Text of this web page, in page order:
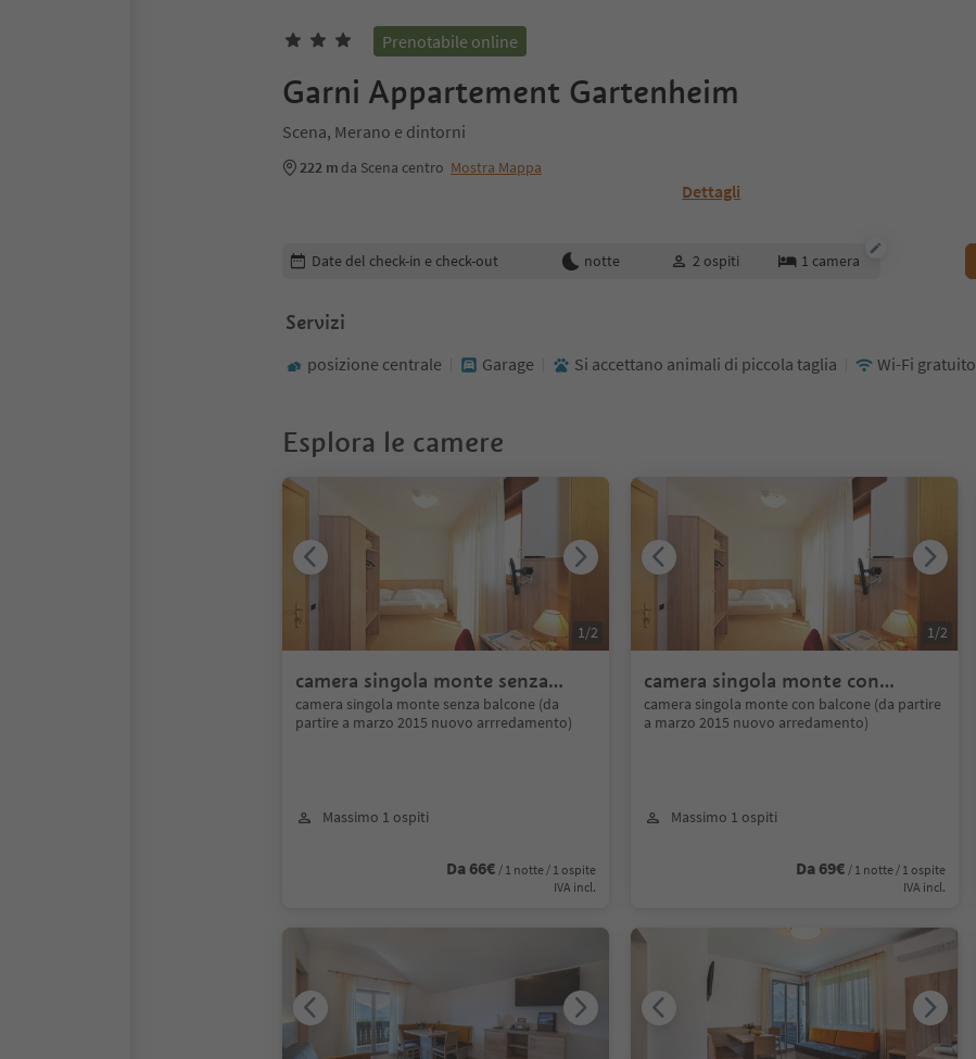
Prenotabile online
Garni Appartement Gartenheim
Scena, Merano e dintorni
222 m da Scena centro Mostra Mappa
Dettagli
Modifica i dettagli della prenotazione
Date del check-in e check-out notte 2 ospiti 1 camera
Servizi
posizione centrale Garage Si accettano animali di piccola taglia Wi-Fi gratuito
Esplora le camere
camera singola monte senza
balcone
camera singola monte senza balcone (da
partire a marzo 2015 nuovo arrredamento)
Massimo 1 ospiti
Da 66€ / 1 notte / 1 ospite
IVA incl.
1/2
camera singola monte con
balcone
camera singola monte con balcone (da partire
a marzo 2015 nuovo arredamento)
Massimo 1 ospiti
Da 69€ / 1 notte / 1 ospite
IVA incl.
1/2